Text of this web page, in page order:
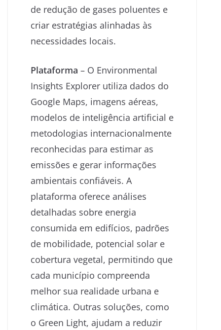
de redução de gases poluentes e
criar estratégias alinhadas às
necessidades locais.
Plataforma – O Environmental
Insights Explorer utiliza dados do
Google Maps, imagens aéreas,
modelos de inteligência artificial e
metodologias internacionalmente
reconhecidas para estimar as
emissões e gerar informações
ambientais confiáveis. A
plataforma oferece análises
detalhadas sobre energia
consumida em edifícios, padrões
de mobilidade, potencial solar e
cobertura vegetal, permitindo que
cada município compreenda
melhor sua realidade urbana e
climática. Outras soluções, como
o Green Light, ajudam a reduzir